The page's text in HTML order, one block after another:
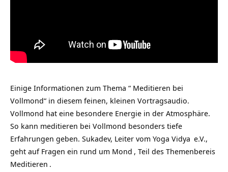
Einige Informationen zum Thema “ Meditieren bei
Vollmond“ in diesem feinen, kleinen Vortragsaudio.
Vollmond hat eine besondere Energie in der Atmosphäre.
So kann meditieren bei Vollmond besonders tiefe
Erfahrungen geben. Sukadev, Leiter vom Yoga Vidya e.V.,
geht auf Fragen ein rund um Mond , Teil des Themenbereis
Meditieren .